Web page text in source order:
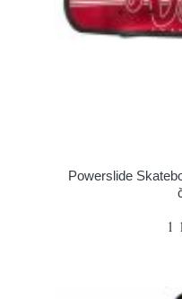
Powerslide
1